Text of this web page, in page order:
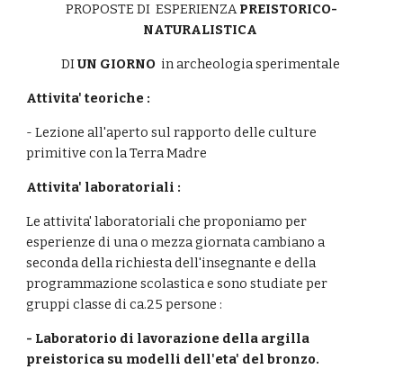
PROPOSTE DI ESPERIENZAPREISTORICO-
NATURALISTICA
DIUN GIORNO in archeologia sperimentale
Attivita' teoriche :
- Lezione all'aperto sul rapporto delle culture
primitive con la Terra Madre
Attivita' laboratoriali :
Le attivita' laboratoriali che proponiamo per
esperienze di una o mezza giornata cambiano a
seconda della richiesta dell'insegnante e della
programmazione scolastica e sono studiate per
gruppi classe di ca.25 persone :
- Laboratorio di lavorazione della argilla
preistorica su modelli dell'eta' del bronzo.